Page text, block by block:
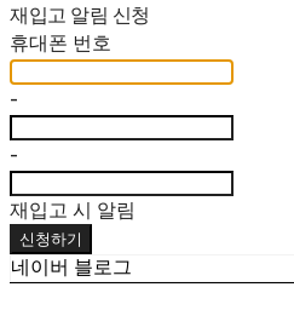
재입고 알림 신청
휴대폰 번호
-
-
재입고 시 알림
신청하기
네이버 블로그